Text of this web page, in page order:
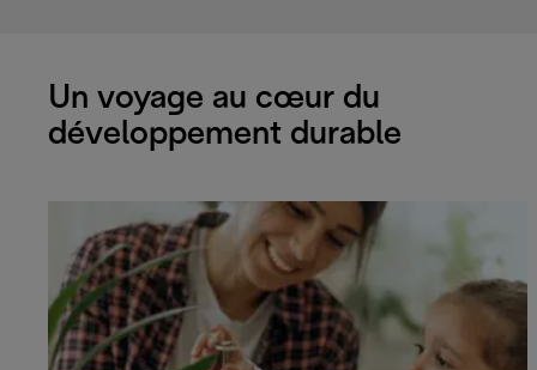
Un voyage au cœur du
développement durable